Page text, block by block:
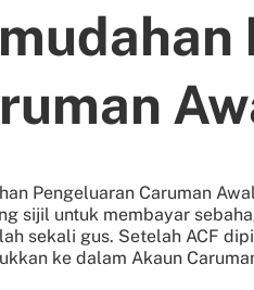
Pengeluaran Caruman
sijil untuk membayar
sekali gus. Setelah ACF
ke dalam Akaun